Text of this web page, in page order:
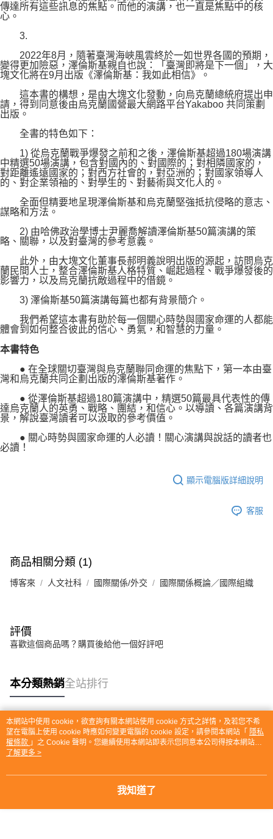
傳達所有這些訊息的焦點。而他的演講，也一直是焦點中的核
心。
3.
2022年8月，隨著臺灣海峽風雲終於一如世界各國的預期，
變得更加險惡，澤倫斯基親自也說：「臺灣即將是下一個」，大
塊文化將在9月出版《澤倫斯基：我如此相信》。
這本書的構想，是由大塊文化發動，向烏克蘭總統府提出申
請，得到同意後由烏克蘭國營最大網路平台Yakaboo 共同策劃
出版。
全書的特色如下：
1) 從烏克蘭戰爭爆發之前和之後，澤倫斯基超過180場演講
中精選50場演講，包含對國內的、對國際的；對相隣國家的，
對距離遙遠國家的；對西方社會的，對亞洲的；對國家領導人
的、對企業領袖的、對學生的、對藝術與文化人的。
全面但精要地呈現澤倫斯基和烏克蘭堅強抵抗侵略的意志、
謀略和方法。
2) 由哈佛政治學博士尹麗喬解讀澤倫斯基50篇演講的策
略、關聯，以及對臺灣的參考意義。
此外，由大塊文化董事長郝明義說明出版的源起，訪問烏克
蘭民間人士，整合澤倫斯基人格特質、崛起過程、戰爭爆發後的
影響力，以及烏克蘭抗敵過程中的借鏡。
3) 澤倫斯基50篇演講每篇也都有背景簡介。
我們希望這本書有助於每一個關心時勢與國家命運的人都能
體會到如何整合彼此的信心、勇氣，和智慧的力量。
本書特色
● 在全球關切臺灣與烏克蘭聯同命運的焦點下，第一本由臺
灣和烏克蘭共同企劃出版的澤倫斯基著作。
● 從澤倫斯基超過180篇演講中，精選50篇最具代表性的傳
達烏克蘭人的英勇、戰略、團結，和信心。以導讀、各篇演講背
景，解說臺灣讀者可以汲取的參考價值。
● 關心時勢與國家命運的人必讀！關心演講與說話的讀者也
必讀！
顯示電腦版詳細說明
客服
商品相關分類 (1)
博客來 人文社科 國際關係/外交 國際關係概論／國際組織
評價
喜歡這個商品嗎？購買後給他一個好評吧
本分類熱銷全站排行
熱門標籤
本網站中使用 cookie，欲查詢有關本網站使用 cookie 方式之詳情，及若您不希
望在電腦上使用 cookie 時應如何變更電腦的 cookie 設定，請參閱本網站「 隱私
權條款 」之 Cookie 聲明。您繼續使用本網站即表示您同意本公司得按本網站使
用條款之 Cookie 聲明使用 cookie。
了解更多 >
我知道了